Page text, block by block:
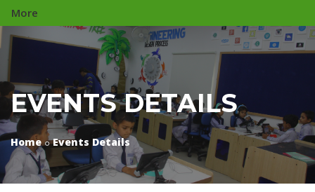
More
EVENTS DETAILS
Home Events Details